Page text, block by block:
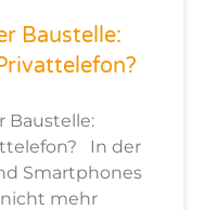
Baustelle:
Baustelle:
In der
Smartphones
mehr